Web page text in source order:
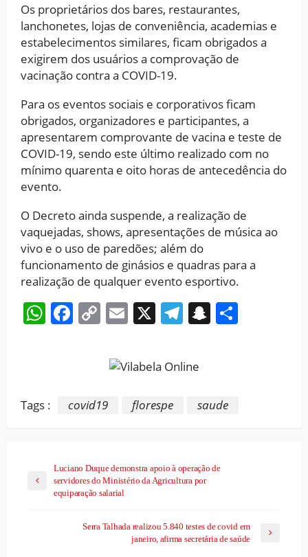
Os proprietários dos bares, restaurantes,
lanchonetes, lojas de conveniência, academias e
estabelecimentos similares, ficam obrigados a
exigirem dos usuários a comprovação de
vacinação contra a COVID-19.
Para os eventos sociais e corporativos ficam
obrigados, organizadores e participantes, a
apresentarem comprovante de vacina e teste de
COVID-19, sendo este último realizado com no
mínimo quarenta e oito horas de antecedência do
evento.
O Decreto ainda suspende, a realização de
vaquejadas, shows, apresentações de música ao
vivo e o uso de paredões; além do
funcionamento de ginásios e quadras para a
realização de qualquer evento esportivo.
WhatsApp
Facebook
CopyEmail
X Telegram
Snapchat
Tags : covid19 florespe saude
Luciano Duque demonstra apoio à operação de
servidores do Ministério da Agricultura por
equiparação salarial
Serra Talhada realizou 5.840 testes de covid em
janeiro, afirma secretária de saúde